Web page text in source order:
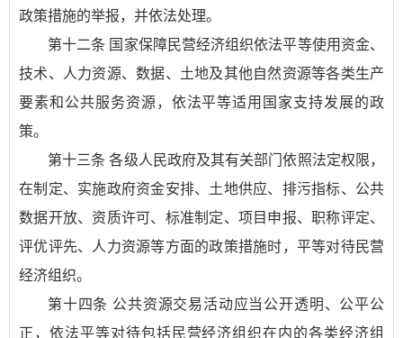
政策措施的举报，并依法处理。
第十二条 国家保障民营经济组织依法平等使用资金、
技术、人力资源、数据、土地及其他自然资源等各类生产
要素和公共服务资源，依法平等适用国家支持发展的政
策。
第十三条 各级人民政府及其有关部门依照法定权限，
在制定、实施政府资金安排、土地供应、排污指标、公共
数据开放、资质许可、标准制定、项目申报、职称评定、
评优评先、人力资源等方面的政策措施时，平等对待民营
经济组织。
第十四条 公共资源交易活动应当公开透明、公平公
正，依法平等对待包括民营经济组织在内的各类经济组